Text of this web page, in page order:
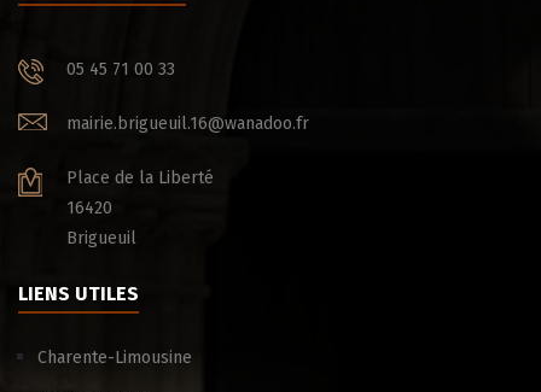
05 45 71 00 33
mairie.brigueuil.16@wanadoo.fr
Place de la Liberté
16420
Brigueuil
LIENS UTILES
Charente-Limousine